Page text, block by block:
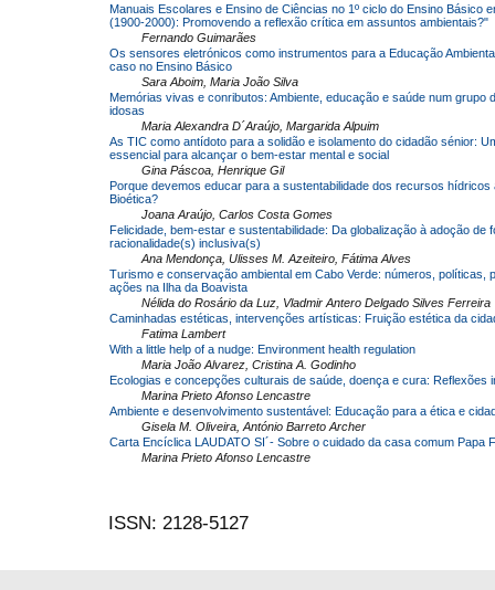
Manuais Escolares e Ensino de Ciências no 1º ciclo do Ensino Básico
(1900-2000): Promovendo a reflexão crítica em assuntos ambientais?"
Fernando Guimarães
Os sensores eletrónicos como instrumentos para a Educação
caso no Ensino Básico
Sara Aboim, Maria João Silva
Memórias vivas e conributos: Ambiente, educação e saúde num grupo
idosas
Maria Alexandra D´Araújo, Margarida Alpuim
As TIC como antídoto para a solidão e isolamento do cidadão sénior:
essencial para alcançar o bem-estar mental e social
Gina Páscoa, Henrique Gil
Porque devemos educar para a sustentabilidade dos recursos hídricos
Bioética?
Joana Araújo, Carlos Costa Gomes
Felicidade, bem-estar e sustentabilidade: Da globalização à adoção de
racionalidade(s) inclusiva(s)
Ana Mendonça, Ulisses M. Azeiteiro, Fátima Alves
Turismo e conservação ambiental em Cabo Verde: números, políticas,
ações na Ilha da Boavista
Nélida do Rosário da Luz, Vladmir Antero Delgado Silves Ferreira
Caminhadas estéticas, intervenções artísticas: Fruição estética da
Fatima Lambert
With a little help of a nudge: Environment health regulation
Maria João Alvarez, Cristina A. Godinho
Ecologias e concepções culturais de saúde, doença e cura: Reflexões
Marina Prieto Afonso Lencastre
Ambiente e desenvolvimento sustentável: Educação para a ética e
Gisela M. Oliveira, António Barreto Archer
Carta Encíclica LAUDATO SI´- Sobre o cuidado da casa comum Papa
Marina Prieto Afonso Lencastre
ISSN: 2128-5127